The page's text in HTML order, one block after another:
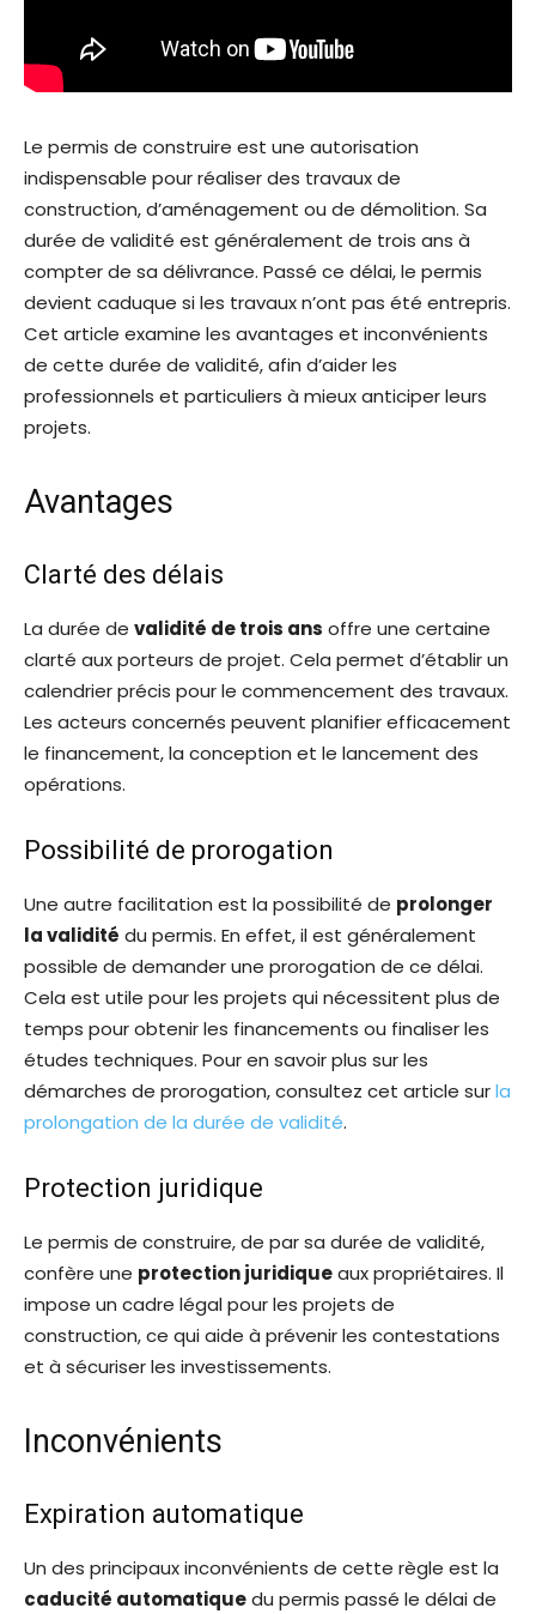
Le permis de construire est une autorisation
indispensable pour réaliser des travaux de
construction, d’aménagement ou de démolition. Sa
durée de validité est généralement de trois ans à
compter de sa délivrance. Passé ce délai, le permis
devient caduque si les travaux n’ont pas été entrepris.
Cet article examine les avantages et inconvénients
de cette durée de validité, afin d’aider les
professionnels et particuliers à mieux anticiper leurs
projets.
Avantages
Clarté des délais
La durée de validité de trois ans offre une certaine
clarté aux porteurs de projet. Cela permet d’établir un
calendrier précis pour le commencement des travaux.
Les acteurs concernés peuvent planifier efficacement
le financement, la conception et le lancement des
opérations.
Possibilité de prorogation
Une autre facilitation est la possibilité de prolonger
la validité du permis. En effet, il est généralement
possible de demander une prorogation de ce délai.
Cela est utile pour les projets qui nécessitent plus de
temps pour obtenir les financements ou finaliser les
études techniques. Pour en savoir plus sur les
démarches de prorogation, consultez cet article surla
prolongation de la durée de validité.
Protection juridique
Le permis de construire, de par sa durée de validité,
confère une protection juridiqueaux propriétaires. Il
impose un cadre légal pour les projets de
construction, ce qui aide à prévenir les contestations
et à sécuriser les investissements.
Inconvénients
Expiration automatique
Un des principaux inconvénients de cette règle est la
caducité automatiquedu permis passé le délai de